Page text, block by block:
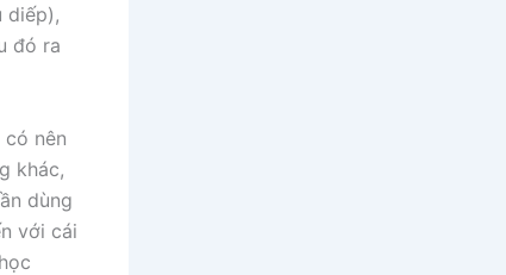
diếp),
đó ra
nên
khác,
dùng
với cái